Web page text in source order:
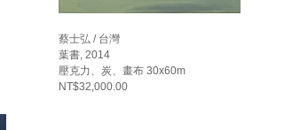
蔡士弘 / 台灣
葉書, 2014
壓克力、炭、畫布 30x60m
NT$32,000.00